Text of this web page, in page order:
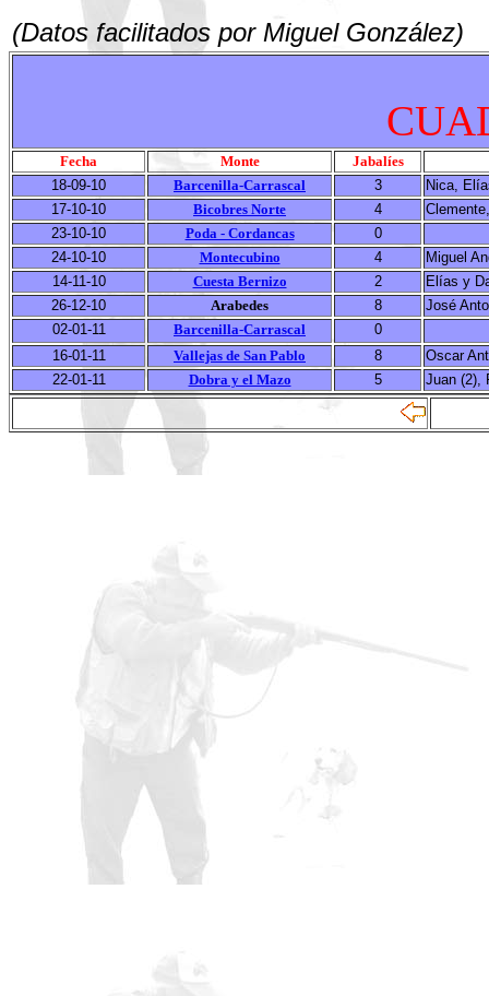
(Datos facilitados por Miguel González)
Fecha Monte
Jabalíes
18-09-10
Barcenilla-Carrascal 3
Nica,
17-10-10
Bicobres Norte 4
23-10-10
Poda - Cordancas
0
24-10-10
Montecubino 4
Miguel
14-11-10
Cuesta Bernizo 2
Elías y
26-12-10
Arabedes 8
José
02-01-11
Barcenilla-Carrascal
0
16-01-11
Vallejas de San Pablo 8
Oscar
22-01-11
Dobra y el Mazo 5 Juan (2),